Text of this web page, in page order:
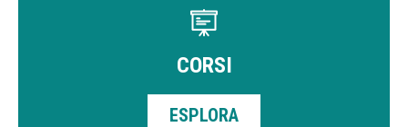
CORSI
ESPLORA